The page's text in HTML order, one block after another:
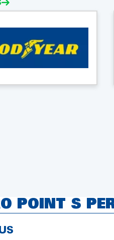
POINT S